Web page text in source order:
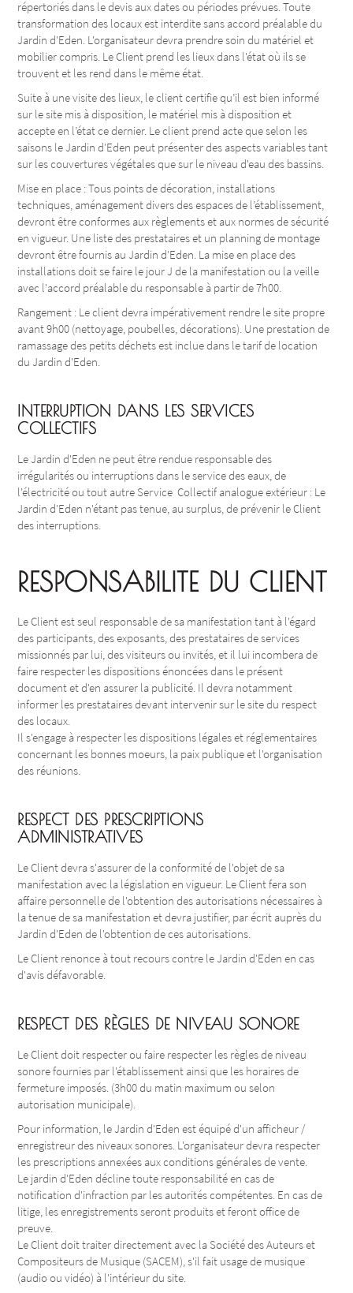
répertoriés dans le devis aux dates ou périodes prévues. Toute
transformation des locaux est interdite sans accord préalable du
Jardin d'Eden. L'organisateur devra prendre soin du matériel et
mobilier compris. Le Client prend les lieux dans l'état où ils se
trouvent et les rend dans le même état.
Suite à une visite des lieux, le client certifie qu’il est bien informé
sur le site mis à disposition, le matériel mis à disposition et
accepte en l’état ce dernier. Le client prend acte que selon les
saisons le Jardin d'Eden peut présenter des aspects variables tant
sur les couvertures végétales que sur le niveau d'eau des bassins.
Mise en place : Tous points de décoration, installations
techniques, aménagement divers des espaces de l’établissement,
devront être conformes aux règlements et aux normes de sécurité
en vigueur. Une liste des prestataires et un planning de montage
devront être fournis au Jardin d'Eden. La mise en place des
installations doit se faire le jour J de la manifestation ou la veille
avec l'accord préalable du responsable à partir de 7h00.
Rangement : Le client devra impérativement rendre le site propre
avant 9h00 (nettoyage, poubelles, décorations). Une prestation de
ramassage des petits déchets est inclue dans le tarif de location
du Jardin d'Eden.
INTERRUPTION DANS LES SERVICES
COLLECTIFS
Le Jardin d'Eden ne peut être rendue responsable des
irrégularités ou interruptions dans le service des eaux, de
l'électricité ou tout autre Service Collectif analogue extérieur : Le
Jardin d'Eden n'étant pas tenue, au surplus, de prévenir le Client
des interruptions.
RESPONSABILITE DU CLIENT
Le Client est seul responsable de sa manifestation tant à l'égard
des participants, des exposants, des prestataires de services
missionnés par lui, des visiteurs ou invités, et il lui incombera de
faire respecter les dispositions énoncées dans le présent
document et d'en assurer la publicité. Il devra notamment
informer les prestataires devant intervenir sur le site du respect
des locaux.
Il s'engage à respecter les dispositions légales et réglementaires
concernant les bonnes moeurs, la paix publique et l'organisation
des réunions.
RESPECT DES PRESCRIPTIONS
ADMINISTRATIVES
Le Client devra s'assurer de la conformité de l'objet de sa
manifestation avec la législation en vigueur. Le Client fera son
affaire personnelle de l'obtention des autorisations nécessaires à
la tenue de sa manifestation et devra justifier, par écrit auprès du
Jardin d'Eden de l'obtention de ces autorisations.
Le Client renonce à tout recours contre le Jardin d'Eden en cas
d'avis défavorable.
RESPECT DES RÈGLES DE NIVEAU SONORE
Le Client doit respecter ou faire respecter les règles de niveau
sonore fournies par l'établissement ainsi que les horaires de
fermeture imposés. (3h00 du matin maximum ou selon
autorisation municipale).
Pour information, le Jardin d'Eden est équipé d'un afficheur /
enregistreur des niveaux sonores. L'organisateur devra respecter
les prescriptions annexées aux conditions générales de vente.
Le jardin d'Eden décline toute responsabilité en cas de
notification d'infraction par les autorités compétentes. En cas de
litige, les enregistrements seront produits et feront office de
preuve.
Le Client doit traiter directement avec la Société des Auteurs et
Compositeurs de Musique (SACEM), s'il fait usage de musique
(audio ou vidéo) à l'intérieur du site.